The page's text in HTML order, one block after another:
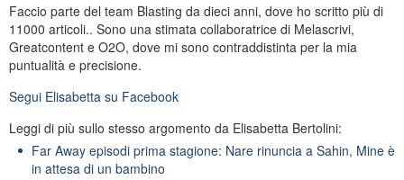
Faccio parte del team Blasting da dieci anni, dove ho scritto più di
11000 articoli.. Sono una stimata collaboratrice di Melascrivi,
Greatcontent e O2O, dove mi sono contraddistinta per la mia
puntualità e precisione.
Segui Elisabetta su Facebook
Leggi di più sullo stesso argomento da Elisabetta Bertolini:
Far Away episodi prima stagione: Nare rinuncia a Sahin, Mine è
in attesa di un bambino